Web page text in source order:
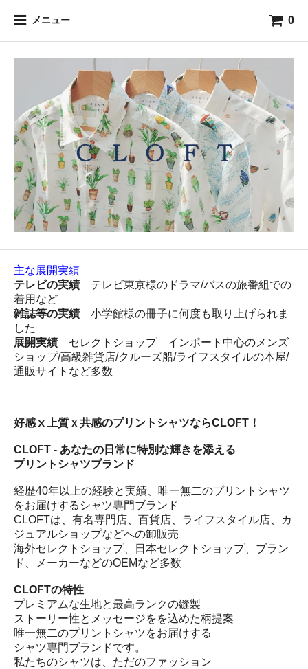
メニュー 0
主な展開実績
テレビの実績 テレビ東京様のドラマ/バスの旅番組での
着用など
雑誌等の実績 小学館様の冊子に何度も取り上げられま
した
展開実績 セレクトショップ インポート中心のメンズ
ショップ/高級雑貨店/クルーズ船/ライフスタイルの本屋/
通販サイトなど多数
好感ⅹ上質ｘ共感のプリントシャツならCLOFT！
CLOFT - あなたの日常に特別な輝きを添える
プリントシャツブランド
経歴40年以上の経験と実績、唯一無二のプリントシャツ
をお届けするシャツ専門ブランド
CLOFTは、有名専門店、百貨店、ライフスタイル店、カ
ジュアルショップなどへの卸販売
海外セレクトショップ、日本セレクトショップ、ブラン
ド、メーカーなどのOEMなど多数
CLOFTの特性
プレミアムな生地と最高ランクの縫製
ストーリー性とメッセージをを込めた柄提案
唯一無二のプリントシャツをお届けする
シャツ専門ブランドです。
私たちのシャツは、ただのファッション